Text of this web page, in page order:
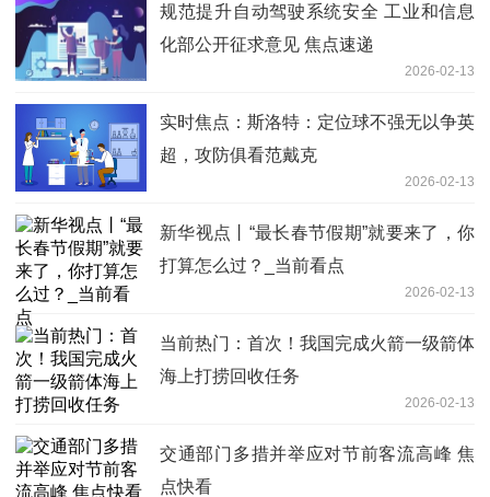
规范提升自动驾驶系统安全 工业和信息
化部公开征求意见 焦点速递
2026-02-13
实时焦点：斯洛特：定位球不强无以争英
超，攻防俱看范戴克
2026-02-13
新华视点丨“最长春节假期”就要来了，你
打算怎么过？_当前看点
2026-02-13
当前热门：首次！我国完成火箭一级箭体
海上打捞回收任务
2026-02-13
交通部门多措并举应对节前客流高峰 焦
点快看